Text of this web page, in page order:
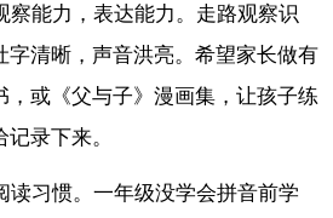
察能力，表达能力。走路观察识
字清晰，声音洪亮。希望家长做有
，或《父与子》漫画集，让孩子练
录下来。
读习惯。一年级没学会拼音前学